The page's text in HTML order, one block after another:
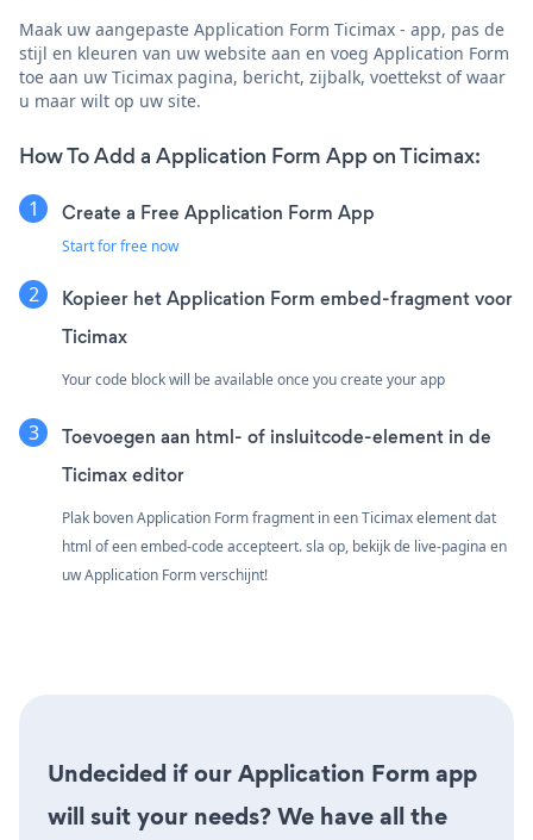
Maak uw aangepaste Application Form Ticimax - app, pas de
stijl en kleuren van uw website aan en voeg Application Form
toe aan uw Ticimax pagina, bericht, zijbalk, voettekst of waar
u maar wilt op uw site.
How To Add a Application Form App on Ticimax:
Create a Free Application Form App
Start for free now
Kopieer het Application Form embed-fragment voor
Ticimax
Your code block will be available once you create your app
Toevoegen aan html- of insluitcode-element in de
Ticimax editor
Plak boven Application Form fragment in een Ticimax element dat
html of een embed-code accepteert. sla op, bekijk de live-pagina en
uw Application Form verschijnt!
Undecided if our Application Form app
will suit your needs? We have all the